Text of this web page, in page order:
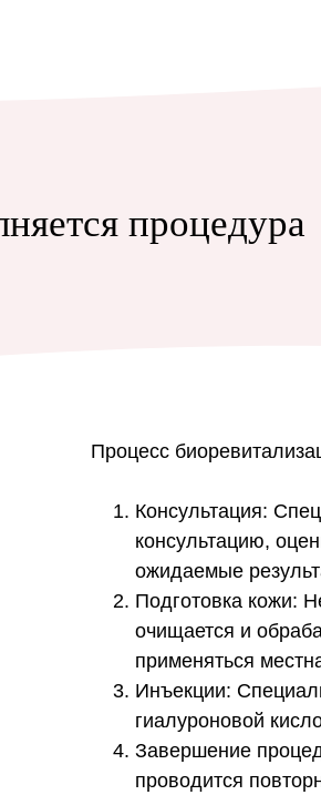
процедура
Процесс
Консультация:
консультацию,
ожидаемые
Подготовка кожи:
очищается и
применяться
Инъекции:
гиалуроновой
Завершение
проводится